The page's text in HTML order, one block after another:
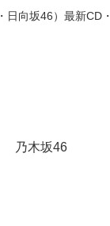
向坂46）最新CD
乃木坂46